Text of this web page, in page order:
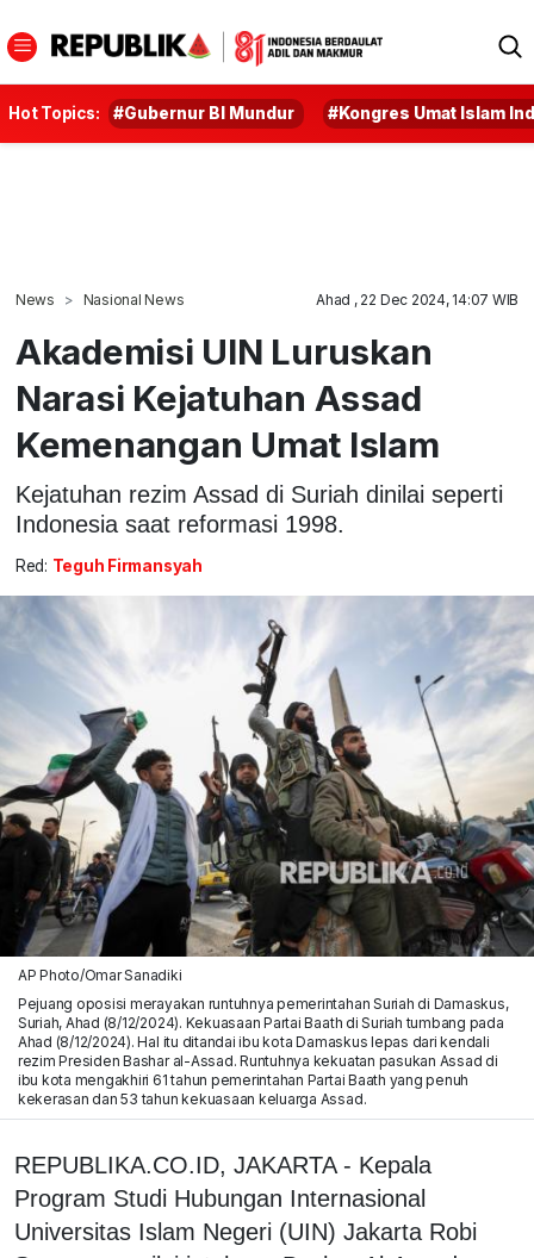
Hot Topics: #Gubernur BI Mundur #Kongres Umat Islam
News Nasional News Ahad , 22 Dec 2024, 14:07 WIB
Akademisi UIN Luruskan
Narasi Kejatuhan Assad
Kemenangan Umat Islam
Kejatuhan rezim Assad di Suriah dinilai seperti
Indonesia saat reformasi 1998.
Red: Teguh Firmansyah
AP Photo/Omar Sanadiki
Pejuang oposisi merayakan runtuhnya pemerintahan Suriah di Damaskus,
Suriah, Ahad (8/12/2024). Kekuasaan Partai Baath di Suriah tumbang pada
Ahad (8/12/2024). Hal itu ditandai ibu kota Damaskus lepas dari kendali
rezim Presiden Bashar al-Assad. Runtuhnya kekuatan pasukan Assad di
ibu kota mengakhiri 61 tahun pemerintahan Partai Baath yang penuh
kekerasan dan 53 tahun kekuasaan keluarga Assad.
REPUBLIKA.CO.ID, JAKARTA - Kepala
Program Studi Hubungan Internasional
Universitas Islam Negeri (UIN) Jakarta Robi